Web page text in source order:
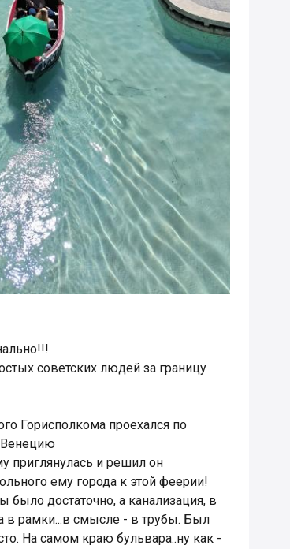
советских людей за границу
Горисполкома проехался по
Венецию
приглянулась и решил он
ему города к этой феерии!
было достаточно, а канализация, в
в рамки...в смысле - в трубы. Был
На самом краю бульвара..ну как -